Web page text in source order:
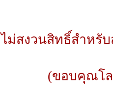
ไม่สงวนสิทธิ์สำหรั
(ขอบคุณโ